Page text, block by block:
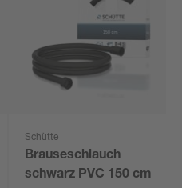
Schütte
Brauseschlauch
schwarz PVC 150 cm